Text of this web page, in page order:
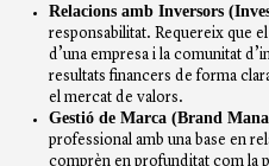
Relacions amb Inversors (
responsabilitat. Requereix que
d’una empresa i la comunitat
resultats financers de forma
el mercat de valors.
Gestió de Marca (Brand
professional amb una base en
comprèn en profunditat com la